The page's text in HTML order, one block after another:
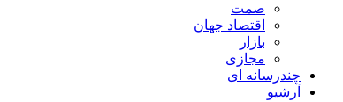
صمت
اقتصاد جهان
بازار
مجازی
چندرسانه ای
آرشیو